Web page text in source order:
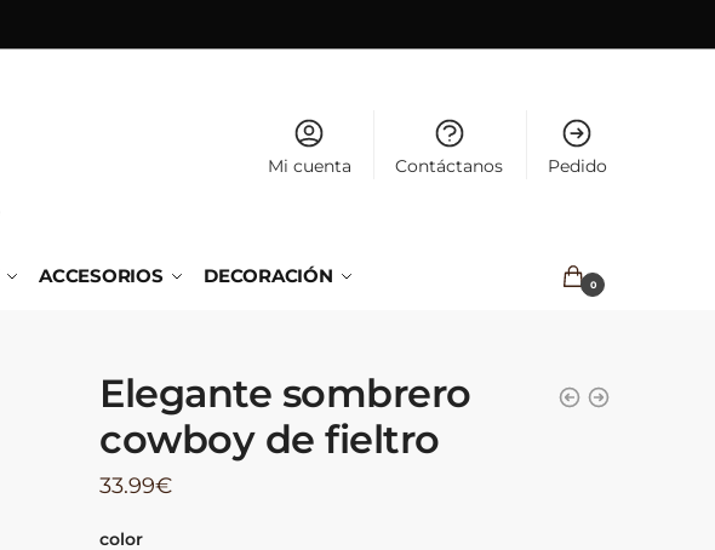
Mi cuenta Contáctanos Pedido
ACCESORIOS DECORACIÓN 0
Elegante sombrero
cowboy de fieltro
33.99€
color